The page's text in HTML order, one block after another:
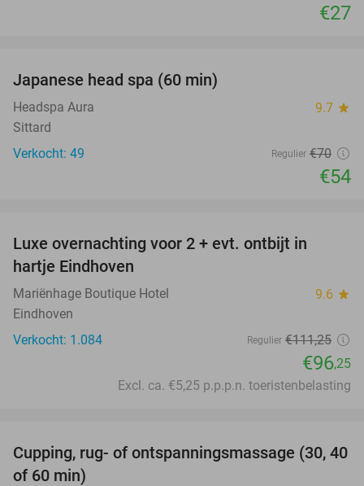
€27
Japanese head spa (60 min)
Headspa Aura 9.7 star
Sittard
Verkocht: 49
Regulier €70
€54
Luxe overnachting voor 2 + evt. ontbijt in
hartje Eindhoven
Mariënhage Boutique Hotel 9.6 star
Eindhoven
Verkocht: 1.084
Regulier €111,25
€96,25
Excl. ca. €5,25 p.p.p.n. toeristenbelasting
60%
Cupping, rug- of ontspanningsmassage (30, 40
of 60 min)